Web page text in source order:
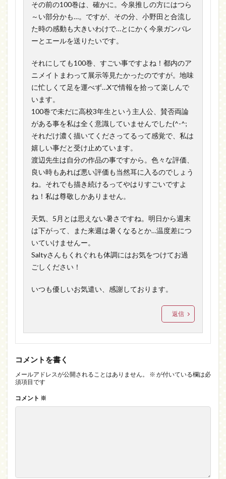
その前の100巻は、確かに。今泉推しの方にはつら
～い部分かも…。ですが、その分、小野田と合流し
た時の感動も大きいわけで…とにかく今泉ガンバレ
ーとエールを送りたいです。
それにしても100巻、すごい事ですよね！都内のア
ニメイトまわって展示等見たかったのですが。地味
に忙しくて足を運べず…Xで情報を拾って楽しんで
います。
100巻で未だに高校3年生という主人公、賛否両論
がある事を私は全く意識していませんでした(^-^;
それだけ濃く描いてくださってるって感覚で、私は
嬉しい事だと受け止めています。
渡辺先生は自分の作品の事ですから。色々な評価、
良い時もあれば悪い評価も当然耳に入るのでしょう
ね。それでも描き続けるってやはりすごいですよ
ね！私は尊敬しかありません。
天気、5月とは思えない暑さですね。明日から週末
は下がって、また来週は暑くなるとか…温度差につ
いていけませんー。
Saltyさんもくれぐれも体調にはお気をつけてお過
ごしください！
いつも優しいお気遣い、感謝しております。
返信
コメントを書く
メールアドレスが公開されることはありません。 ※ が付いている欄は必
須項目です
コメント ※